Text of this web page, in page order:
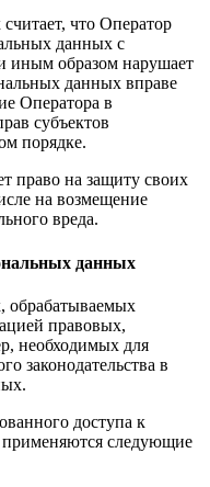
что Оператор
данных с
иным образом нарушает
данных вправе
Оператора в
субъектов
порядке.
право на защиту своих
на возмещение
вреда.
данных
обрабатываемых
правовых,
необходимых для
законодательства в
доступа к
следующие